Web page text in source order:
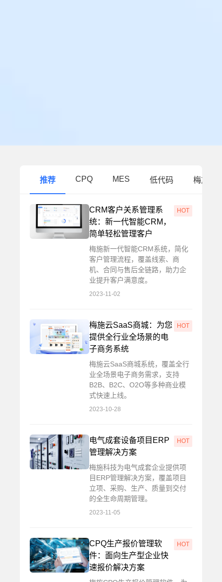
推荐 CPQ MES 低代码 梅施动
CRM客户关系管理系
统：新一代智能CRM，
简单轻松管理客户
HOT
梅施新一代智能CRM系统，简化
客户管理流程，覆盖线索、商
机、合同与售后全链路，助力企
业提升客户满意度。
2023-11-02
梅施云SaaS商城：为您
提供全行业全场景的电
子商务系统
HOT
梅施云SaaS商城系统，覆盖全行
业全场景电子商务需求，支持
B2B、B2C、O2O等多种商业模
式快速上线。
2023-10-28
电气成套设备项目ERP
管理解决方案
HOT
梅施科技为电气成套企业提供项
目ERP管理解决方案，覆盖项目
立项、采购、生产、质量到交付
的全生命周期管理。
2023-11-05
CPQ生产报价管理软
件：面向生产型企业快
速报价解决方案
HOT